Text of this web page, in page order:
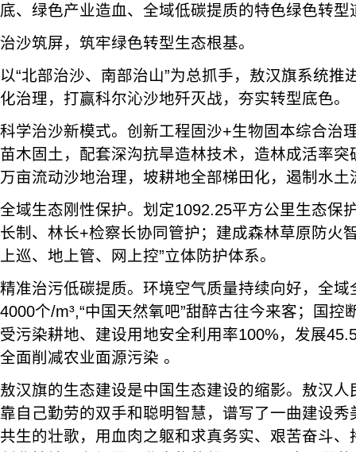
底、绿色产业造血、全域低碳提质的特色绿色转型
治沙筑屏，筑牢绿色转型生态根基。
以“北部治沙、南部治山”为总抓手，敖汉旗系统推
化治理，打赢科尔沁沙地歼灭战，夯实转型底色。
科学治沙新模式。创新工程固沙+生物固本综合治
苗木固土，配套深沟抗旱造林技术，造林成活率
万亩流动沙地治理，坡耕地全部梯田化，遏制水土
全域生态刚性保护。划定1092.25平方公里生态保
长制、林长+检察长协同管护；建成森林草原防火
上巡、地上管、网上控”立体防护体系。
精准治污低碳提质。环境空气质量持续向好，全域
4000个/m³,“中国天然氧吧”甜醉古往今来客；国控
受污染耕地、建设用地安全利用率100%，发展
全面削减农业面源污染 。
敖汉旗的生态建设是中国生态建设的缩影。敖汉
靠自己勤劳的双手和聪明智慧，谱写了一曲建设
共生的壮歌，用血肉之躯和求真务实、艰苦奋斗